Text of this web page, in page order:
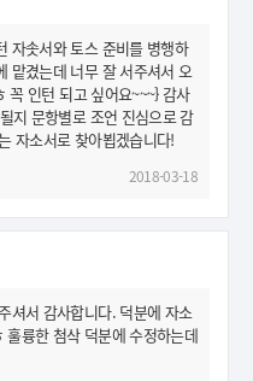
자솟서와 토스 준비를 병행하
맡겼는데 너무 잘 서주셔서 오
꼭 인턴 되고 싶어요~~~} 감사
지 문항별로 조언 진심으로 감
자소서로 찾아뵙겠습니다!
2018-03-18
셔서 감사합니다. 덕분에 자소
륭한 첨삭 덕분에 수정하는데